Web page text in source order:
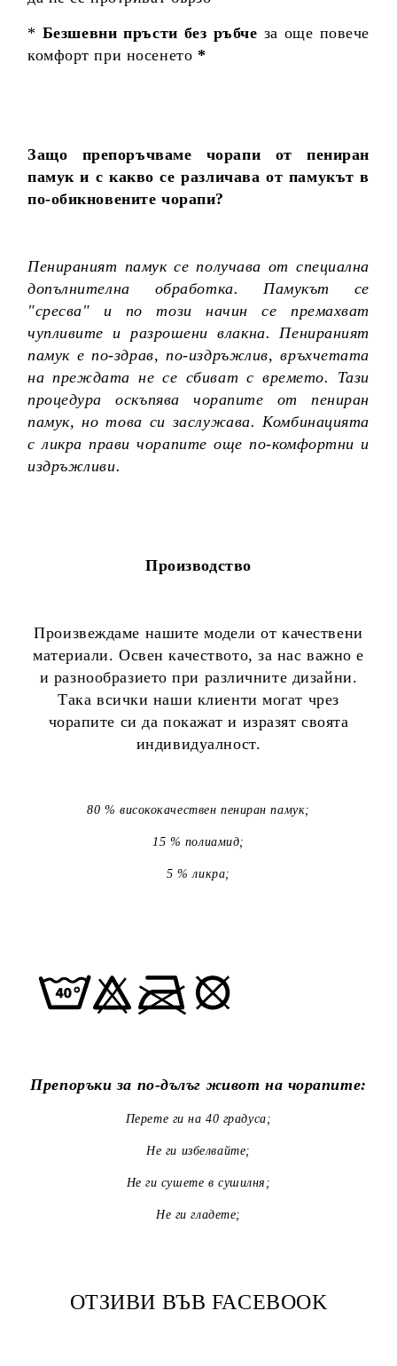
* Безшевни пръсти без ръбче за още повече
комфорт при носенето *
Защо препоръчваме чорапи от пениран
памук и с какво се различава от памукът в
по-обикновените чорапи?
Пенираният памук се получава от специална
допълнителна обработка. Памукът се
"сресва" и по този начин се премахват
чупливите и разрошени влакна. Пенираният
памук е по-здрав, по-издръжлив, връхчетата
на преждата не се сбиват с времето. Тази
процедура оскъпява чорапите от пениран
памук, но това си заслужава. Комбинацията
с ликра прави чорапите още по-комфортни и
издръжливи.
Производство
Произвеждаме нашите модели от качествени
материали. Освен качеството, за нас важно е
и разнообразието при различните дизайни.
Така всички наши клиенти могат чрез
чорапите си да покажат и изразят своята
индивидуалност.
80 % висококачествен пениран памук;
15 % полиамид;
5 % ликра;
Препоръки за по-дълъг живот на чорапите:
Перете ги на 40 градуса;
Не ги избелвайте;
Не ги сушете в сушилня;
Не ги гладете;
ОТЗИВИ ВЪВ FACEBOOK